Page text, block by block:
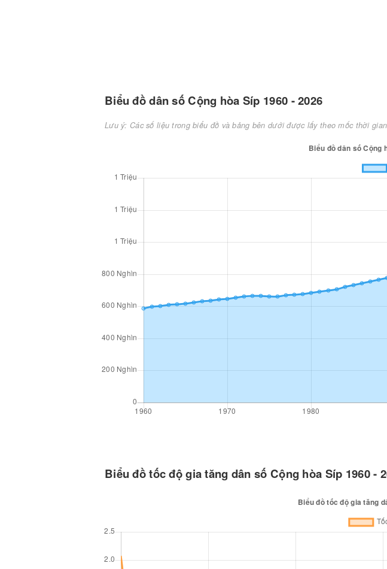
Biểu đồ dân số Cộng hòa Síp 1960 - 2026
Lưu ý: Các số liệu trong biểu đồ và bảng bên dưới được lấy theo mốc thời
Biểu đồ tốc độ gia tăng dân số Cộng hòa Síp 1960 -